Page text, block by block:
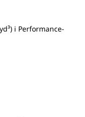
i Performance-